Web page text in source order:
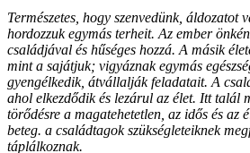
Természetes, hogy szenvedünk, áldozatot
hordozzuk egymás terheit. Az ember
családjával és hűséges hozzá. A másik
mint a sajátjuk; vigyáznak egymás
gyengélkedik, átvállalják feladatait. A
ahol elkezdődik és lezárul az élet. Itt talál
törődésre a magatehetetlen, az idős és az
beteg. a családtagok szükségleteiknek
táplálkoznak.